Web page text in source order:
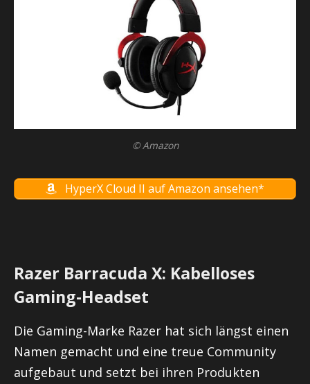
© Amazon
HyperX Cloud II auf Amazon ansehen*
Razer Barracuda X: Kabelloses
Gaming-Headset
Die Gaming-Marke Razer hat sich längst einen
Namen gemacht und eine treue Community
aufgebaut und setzt bei ihren Produkten